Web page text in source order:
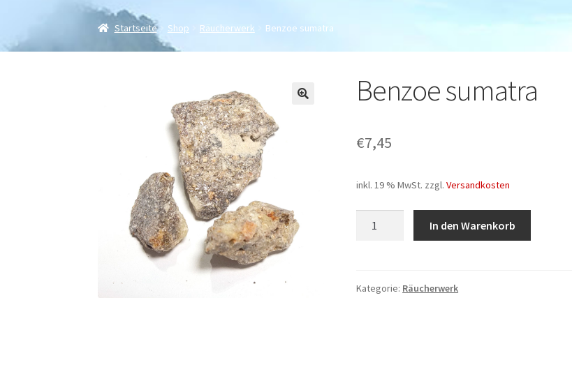
Startseite Shop Räucherwerk Benzoe sumatra
Benzoe sumatra
€7,45
inkl. 19 % MwSt. zzgl.Versandkosten
In den Warenkorb
Kategorie: Räucherwerk